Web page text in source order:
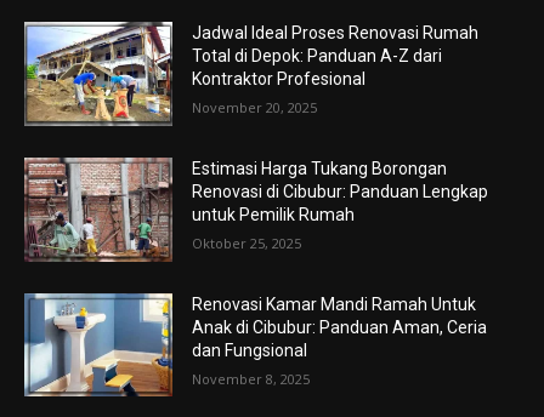
Jadwal Ideal Proses Renovasi Rumah
Total di Depok: Panduan A-Z dari
Kontraktor Profesional
November 20, 2025
Estimasi Harga Tukang Borongan
Renovasi di Cibubur: Panduan Lengkap
untuk Pemilik Rumah
Oktober 25, 2025
Renovasi Kamar Mandi Ramah Untuk
Anak di Cibubur: Panduan Aman, Ceria
dan Fungsional
November 8, 2025